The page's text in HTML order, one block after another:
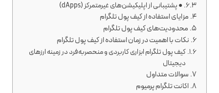
● پشتیبانی از اپلیکیشن‌های غیرمتمرکز (dApps)
مزایای استفاده از کیف پول تلگرام
محدودیت‌های کیف پول تلگرام
نکات با اهمیت در زمان استفاده از کیف پول تلگرام
کیف پول تلگرام ابزاری کاربردی و منحصربه‌فرد در زمینه ارزهای
دیجیتال
سوالات متداول
اکانت تلگرام پرمیوم